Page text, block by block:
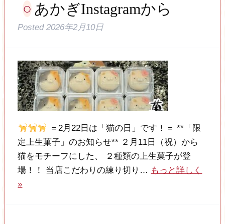
あかぎInstagramから
Posted2026年2月10日
＝2月22日は「猫の日」です！＝ **「限
定上生菓子」のお知らせ** ２月11日（祝）から
猫をモチーフにした、 ２種類の上生菓子が登
場！！ 当店こだわりの練り切り… もっと詳しく
»